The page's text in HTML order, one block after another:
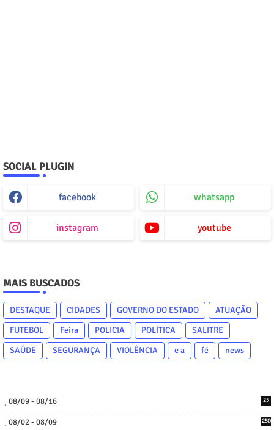
SOCIAL PLUGIN
facebook whatsapp
instagram youtube
MAIS BUSCADOS
DESTAQUE CIDADES GOVERNO DO ESTADO
ATUAÇÃO
FUTEBOL
Feira POLICIA POLÍTICA
SALITRE
SAÚDE
SEGURANÇA VIOLÊNCIA e a fé news
08/09 - 08/16 25
08/02 - 08/09 250